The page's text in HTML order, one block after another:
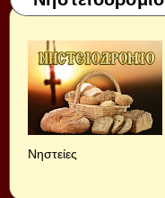
Νηστείες